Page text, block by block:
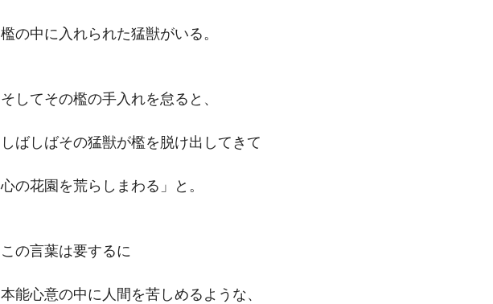
檻の中に入れられた猛獣がいる。
そしてその檻の手入れを怠ると、
しばしばその猛獣が檻を脱け出してきて
心の花園を荒らしまわる」と。
この言葉は要するに
本能心意の中に人間を苦しめるような、